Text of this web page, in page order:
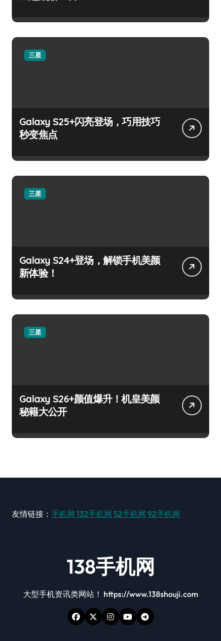
三星
Galaxy S25+闪亮登场，巧用技巧
秒变焦点
三星
Galaxy S24+登场，解锁手机美颜
新体验！
三星
Galaxy S26+颜值爆升！机皇美颜
秘籍大公开
友情链接： 手机网 132手机网 52手机网 92手机网
138手机网
大型手机资讯类网站！ https://www.138shouji.com